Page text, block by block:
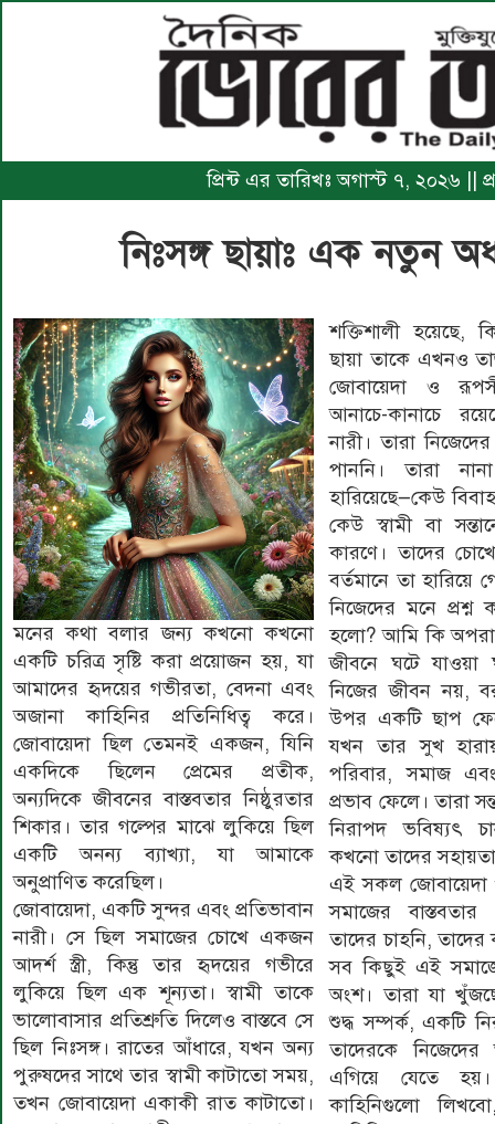
প্রিন্ট এর তারিখঃ অগাস্ট ৭, ২০২৬ ||
নিঃসঙ্গ ছায়াঃ এক নতুন
মনের কথা বলার জন্য কখনো কখনো
একটি চরিত্র সৃষ্টি করা প্রয়োজন হয়, যা
আমাদের হৃদয়ের গভীরতা, বেদনা এবং
অজানা কাহিনির প্রতিনিধিত্ব করে।
জোবায়েদা ছিল তেমনই একজন, যিনি
একদিকে ছিলেন প্রেমের প্রতীক,
অন্যদিকে জীবনের বাস্তবতার নিষ্ঠুরতার
শিকার। তার গল্পের মাঝে লুকিয়ে ছিল
একটি অনন্য ব্যাখ্যা, যা আমাকে
অনুপ্রাণিত করেছিল।
জোবায়েদা, একটি সুন্দর এবং প্রতিভাবান
নারী। সে ছিল সমাজের চোখে একজন
আদর্শ স্ত্রী, কিন্তু তার হৃদয়ের গভীরে
লুকিয়ে ছিল এক শূন্যতা। স্বামী তাকে
ভালোবাসার প্রতিশ্রুতি দিলেও বাস্তবে সে
ছিল নিঃসঙ্গ। রাতের আঁধারে, যখন অন্য
পুরুষদের সাথে তার স্বামী কাটাতো সময়,
তখন জোবায়েদা একাকী রাত কাটাতো।
শক্তিশালী হয়েছে,
ছায়া তাকে এখনও
জোবায়েদা ও
আনাচে-কানাচে
নারী। তারা
পাননি। তারা
হারিয়েছে—কেউ
কেউ স্বামী বা
কারণে। তাদের
বর্তমানে তা হারিয়ে
নিজেদের মনে
হলো? আমি কি
জীবনে ঘটে
নিজের জীবন নয়,
উপর একটি ছাপ
যখন তার সুখ
পরিবার, সমাজ
প্রভাব ফেলে। তারা
নিরাপদ ভবিষ্যৎ
কখনো তাদের
এই সকল জোবায়েদা
সমাজের বাস্তবতার
তাদের চাহনি, তাদের
সব কিছুই এই
অংশ। তারা যা
শুদ্ধ সম্পর্ক, একটি
তাদেরকে নিজেদের
এগিয়ে যেতে
কাহিনিগুলো